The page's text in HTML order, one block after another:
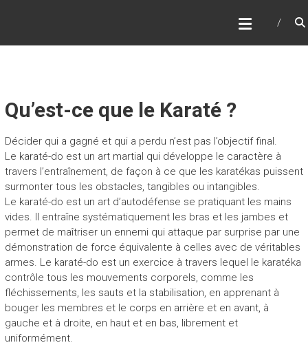
Qu’est-ce que le Karaté ?
Décider qui a gagné et qui a perdu n’est pas l’objectif final.
Le karaté-do est un art martial qui développe le caractère à
travers l’entraînement, de façon à ce que les karatékas puissent
surmonter tous les obstacles, tangibles ou intangibles.
Le karaté-do est un art d’autodéfense se pratiquant les mains
vides. Il entraîne systématiquement les bras et les jambes et
permet de maîtriser un ennemi qui attaque par surprise par une
démonstration de force équivalente à celles avec de véritables
armes. Le karaté-do est un exercice à travers lequel le karatéka
contrôle tous les mouvements corporels, comme les
fléchissements, les sauts et la stabilisation, en apprenant à
bouger les membres et le corps en arrière et en avant, à
gauche et à droite, en haut et en bas, librement et
uniformément.